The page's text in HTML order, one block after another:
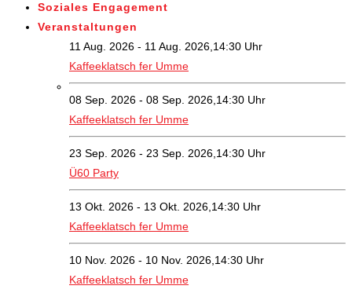
Soziales Engagement
Veranstaltungen
11 Aug. 2026 - 11 Aug. 2026,14:30 Uhr
Kaffeeklatsch fer Umme
08 Sep. 2026 - 08 Sep. 2026,14:30 Uhr
Kaffeeklatsch fer Umme
23 Sep. 2026 - 23 Sep. 2026,14:30 Uhr
Ü60 Party
13 Okt. 2026 - 13 Okt. 2026,14:30 Uhr
Kaffeeklatsch fer Umme
10 Nov. 2026 - 10 Nov. 2026,14:30 Uhr
Kaffeeklatsch fer Umme